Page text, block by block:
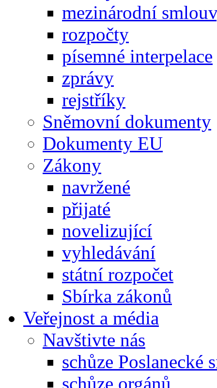
mezinárodní
rozpočty
písemné interpelace
zprávy
rejstříky
Sněmovní dokumenty
Dokumenty EU
Zákony
navržené
přijaté
novelizující
vyhledávání
státní rozpočet
Sbírka zákonů
Veřejnost a média
Navštivte nás
schůze Poslanecké
schůze orgánů